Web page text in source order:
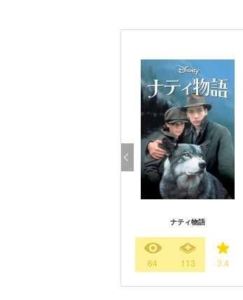
ナティ物語
64 113 3.4